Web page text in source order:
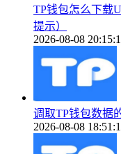
TP钱包怎么下载
提示）
2026-08-08
调取TP钱包数据
2026-08-08